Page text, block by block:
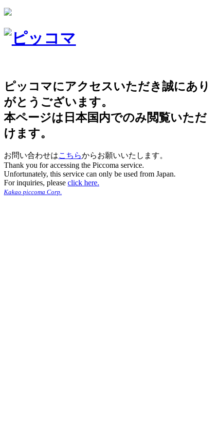
ピッコマにアクセスいただき誠にあり
がとうございます。
本ページは日本国内でのみ閲覧いただ
けます。
お問い合わせはこちらからお願いいたします。
Thank you for accessing the Piccoma service.
Unfortunately, this service can only be used from Japan.
For inquiries, please click here.
Kakao piccoma Corp.